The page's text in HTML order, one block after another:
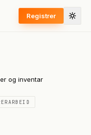
Registrer
og inventar